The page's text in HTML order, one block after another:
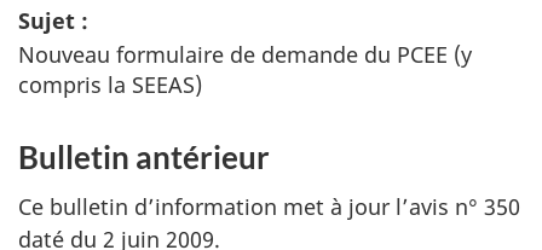
Sujet :
Nouveau formulaire de demande du PCEE (y
compris la SEEAS)
Bulletin antérieur
Ce bulletin d’information met à jour l’avis n° 350
daté du 2 juin 2009.